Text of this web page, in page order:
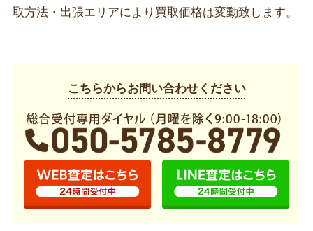
取方法・出張エリアにより買取価格は変動致します。
こちらからお問い合わせください